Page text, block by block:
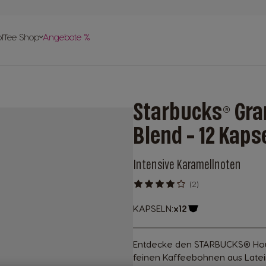
Shop Angebote %
Starbucks®
Blend - 12
Intensive Karamellnoten
(2)
KAPSELN:x12
Entdecke den STARBUCKS®
feinen Kaffeebohnen aus